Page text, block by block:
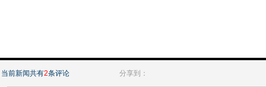
当前新闻共有2条评论 分享到：